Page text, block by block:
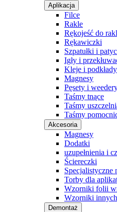
Aplikacja
Filce
Rakle
Rękojeść do
Rękawiczki
Szpatułki i
Igły i
Kleje i podkłady
Magnesy
Pęsety i
Taśmy tnące
Taśmy
Taśmy
Akcesoria
Magnesy
Dodatki
uzupełnienia i
Ściereczki
Specjalistyczne
Torby dla
Wzorniki folii
Wzorniki
Demontaż